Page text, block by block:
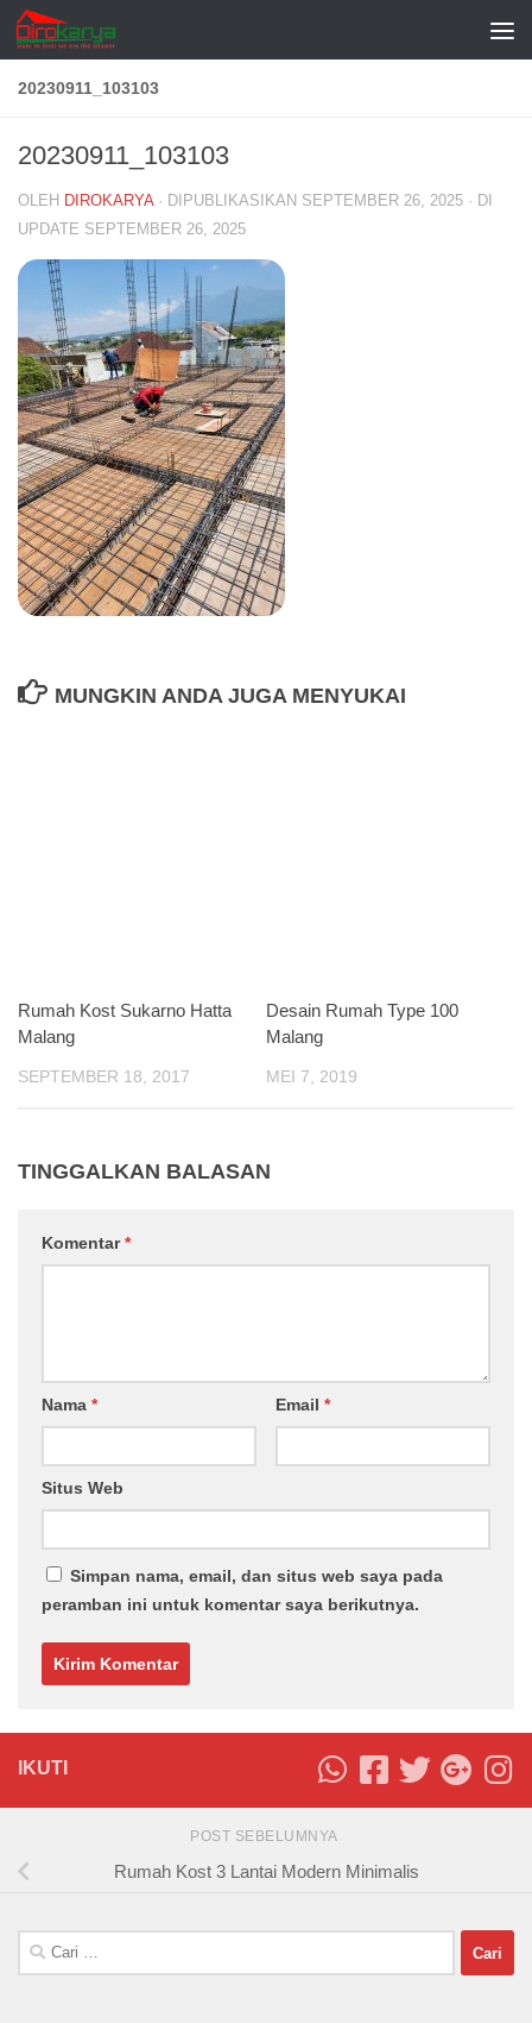
Skip to content
20230911_103103
20230911_103103
OLEH DIROKARYA · DIPUBLIKASIKAN SEPTEMBER 26, 2025 · DI
UPDATE SEPTEMBER 26, 2025
MUNGKIN ANDA JUGA MENYUKAI
Rumah Kost Sukarno Hatta
Malang
SEPTEMBER 18, 2017
Desain Rumah Type 100
Malang
MEI 7, 2019
TINGGALKAN BALASAN
Komentar*
Nama * Email *
Situs Web
Simpan nama, email, dan situs web saya pada
peramban ini untuk komentar saya berikutnya.
IKUTI
POST SEBELUMNYA
Rumah Kost 3 Lantai Modern Minimalis
Cari
untuk: